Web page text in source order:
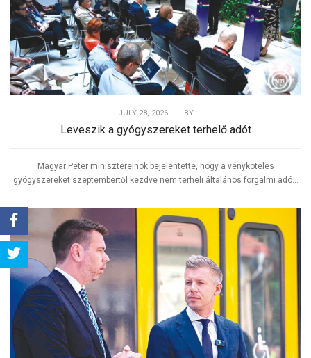
JULY 28, 2026 | BY
Leveszik a gyógyszereket terhelő adót
Magyar Péter miniszterelnök bejelentette, hogy a vényköteles
gyógyszereket szeptembertől kezdve nem terheli általános forgalmi adó...
Share
Tweet